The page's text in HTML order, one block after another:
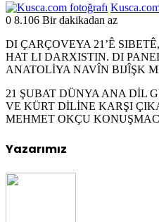
0 8.106 Bir dakikadan az
DI ÇARÇOVEYA 21’Ê
HAT LI DARXISTIN. DI
ANATOLİYA NAVÎN BIJÎŞK
21 ŞUBAT DÜNYA ANA DİL
VE KÜRT DİLİNE KARŞI
MEHMET OKÇU
Yazarımız